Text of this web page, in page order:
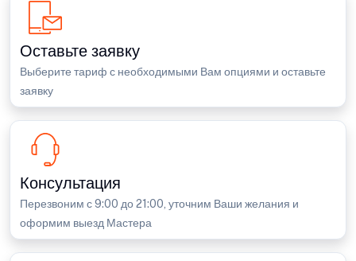
Оставьте заявку
Выберите тариф с необходимыми Вам опциями и оставьте
заявку
Консультация
Перезвоним с 9:00 до 21:00, уточним Ваши желания и
оформим выезд Мастера